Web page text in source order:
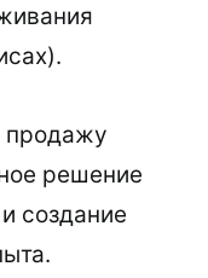
продажу
решение
создание